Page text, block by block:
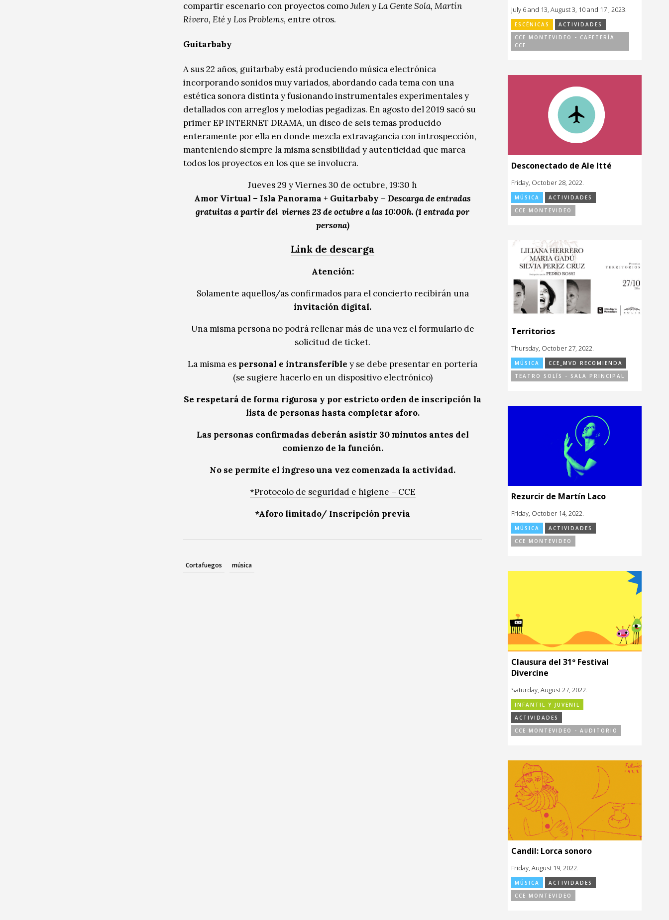
compartir escenario con proyectos comoJulen y La Gente Sola, Martín
Rivero, Eté y Los Problems, entre otros.
Guitarbaby
A sus 22 años, guitarbaby está produciendo música electrónica
incorporando sonidos muy variados, abordando cada tema con una
estética sonora distinta y fusionando instrumentales experimentales y
detallados con arreglos y melodías pegadizas. En agosto del 2019 sacó su
primer EP INTERNET DRAMA, un disco de seis temas producido
enteramente por ella en donde mezcla extravagancia con introspección,
manteniendo siempre la misma sensibilidad y autenticidad que marca
todos los proyectos en los que se involucra.
Jueves 29 y Viernes 30 de octubre, 19:30 h
Amor Virtual – Isla Panorama + Guitarbaby – Descarga de entradas
gratuitas a partir del viernes 23 de octubre a las 10:00h. (1 entrada por
persona)
Link de descarga
Atención:
Solamente aquellos/as confirmados para el concierto recibirán una
invitación digital.
Una misma persona no podrá rellenar más de una vez el formulario de
solicitud de ticket.
La misma es personal e intransferible y se debe presentar en portería
(se sugiere hacerlo en un dispositivo electrónico)
Se respetará de forma rigurosa y por estricto orden de inscripción la
lista de personas hasta completar aforo.
Las personas confirmadas deberán asistir 30 minutos antes del
comienzo de la función.
No se permite el ingreso una vez comenzada la actividad.
*Protocolo de seguridad e higiene – CCE
*Aforo limitado/ Inscripción previa
Cortafuegos música
July 6 and 13, August 3, 10 and 17 , 2023.
ESCÉNICAS
ACTIVIDADES
CCE MONTEVIDEO - CAFETERÍA
CCE
Desconectado de Ale Itté
Friday, October 28, 2022.
MÚSICA
ACTIVIDADES
CCE MONTEVIDEO
Territorios
Thursday, October 27, 2022.
MÚSICA
CCE_MVD RECOMIENDA
TEATRO SOLÍS - SALA PRINCIPAL
Rezurcir de Martín Laco
Friday, October 14, 2022.
MÚSICA
ACTIVIDADES
CCE MONTEVIDEO
Clausura del 31º Festival
Divercine
Saturday, August 27, 2022.
INFANTIL Y JUVENIL
ACTIVIDADES
CCE MONTEVIDEO - AUDITORIO
Candil: Lorca sonoro
Friday, August 19, 2022.
MÚSICA
ACTIVIDADES
CCE MONTEVIDEO